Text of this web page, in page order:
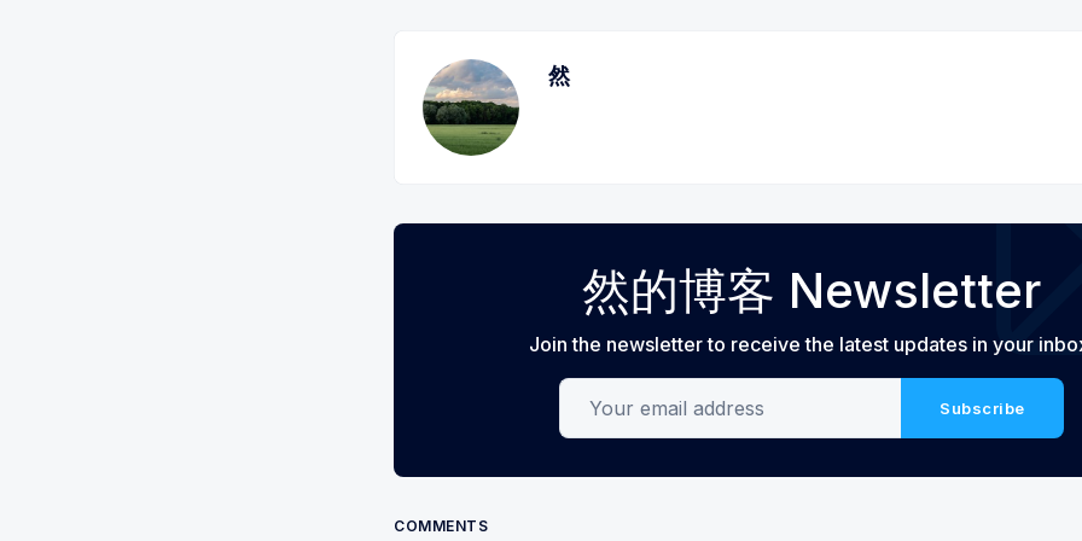
然
然的博客 Newsletter
Join the newsletter to receive the latest updates in your
Your email address
Subscribe
COMMENTS